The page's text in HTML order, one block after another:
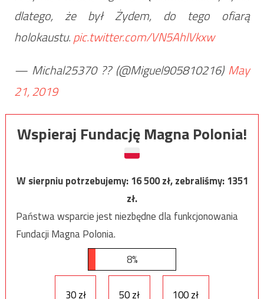
dlatego, że był Żydem, do tego ofiarą
holokaustu.pic.twitter.com/VN5AhlVkxw
— Michal25370 ?? (@Miguel905810216) May
21, 2019
Wspieraj Fundację Magna Polonia!
W sierpniu potrzebujemy:16 500zł, zebraliśmy:1351
zł.
Państwa wsparcie jest niezbędne dla funkcjonowania
Fundacji Magna Polonia.
8%
30 zł 50 zł 100 zł